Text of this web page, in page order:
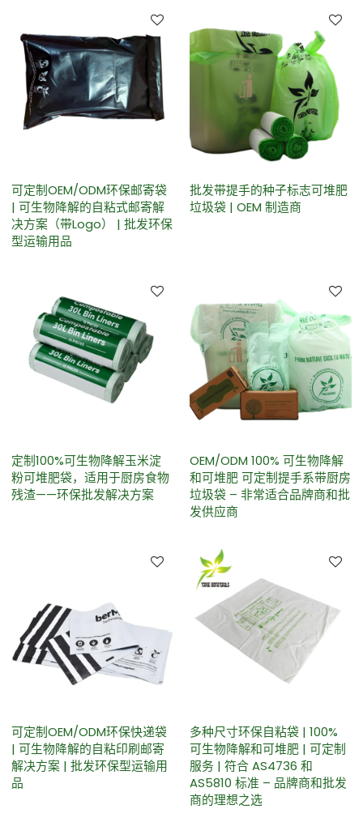
可定制OEM/ODM环保邮寄袋
| 可生物降解的自粘式邮寄解
决方案（带Logo） | 批发环保
型运输用品
批发带提手的种子标志可堆肥
垃圾袋 | OEM 制造商
定制100%可生物降解玉米淀
粉可堆肥袋，适用于厨房食物
残渣——环保批发解决方案
OEM/ODM 100% 可生物降解
和可堆肥 可定制提手系带厨房
垃圾袋 – 非常适合品牌商和批
发供应商
可定制OEM/ODM环保快递袋
| 可生物降解的自粘印刷邮寄
解决方案 | 批发环保型运输用
品
多种尺寸环保自粘袋 | 100%
可生物降解和可堆肥 | 可定制
服务 | 符合 AS4736 和
AS5810 标准 – 品牌商和批发
商的理想之选